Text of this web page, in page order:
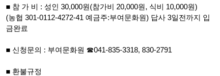
■ 참 가 비 : 성인 30,000원(참가비 20,000원, 식비 10,000원)
(농협 301-0112-4272-41 예금주:부여문화원) 답사 3일전까지 입
금완료
■ 신청문의 : 부여문화원 ☎041-835-3318, 830-2791
■ 환불규정